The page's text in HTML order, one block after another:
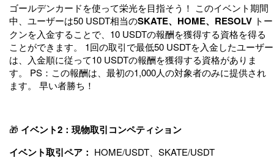
ゴールデンカードを使って栄光を目指そう！ このイベント期間
中、ユーザーは50 USDT相当のSKATE、HOME、RESOLV トー
クンを入金することで、10 USDTの報酬を獲得する資格を得る
ことができます。 1回の取引で最低50 USDTを入金したユーザー
は、入金順に従って10 USDTの報酬を獲得する資格がありま
す。 PS：この報酬は、最初の1,000人の対象者のみに提供され
ます。 早い者勝ち！
🎁 イベント2：現物取引コンペティション
イベント取引ペア： HOME/USDT、SKATE/USDT